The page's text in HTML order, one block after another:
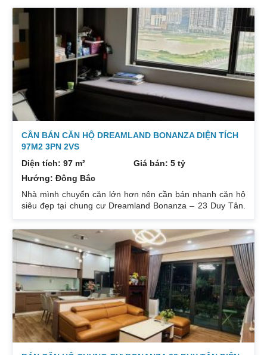
CẦN BÁN CĂN HỘ DREAMLAND BONANZA DIỆN TÍCH
97M2 3PN 2VS
Diện tích: 97 m²
Giá bán: 5 tỷ
Hướng: Đông Bắc
Nhà mình chuyển căn lớn hơn nên cần bán nhanh căn hộ
siêu đẹp tại chung cư Dreamland Bonanza – 23 Duy Tân.
hợp lý các phòng đều tràn ngập ánh sáng tự nhiên. Hướng
cửa Bắc. Ban công Tây. Tầng cao view bát ngát thoáng
mát. Nhà nguyên Bản CĐT. Giá bán: 5 tỷ có thương lượng
đẹp. Liên hệ : 0832133366